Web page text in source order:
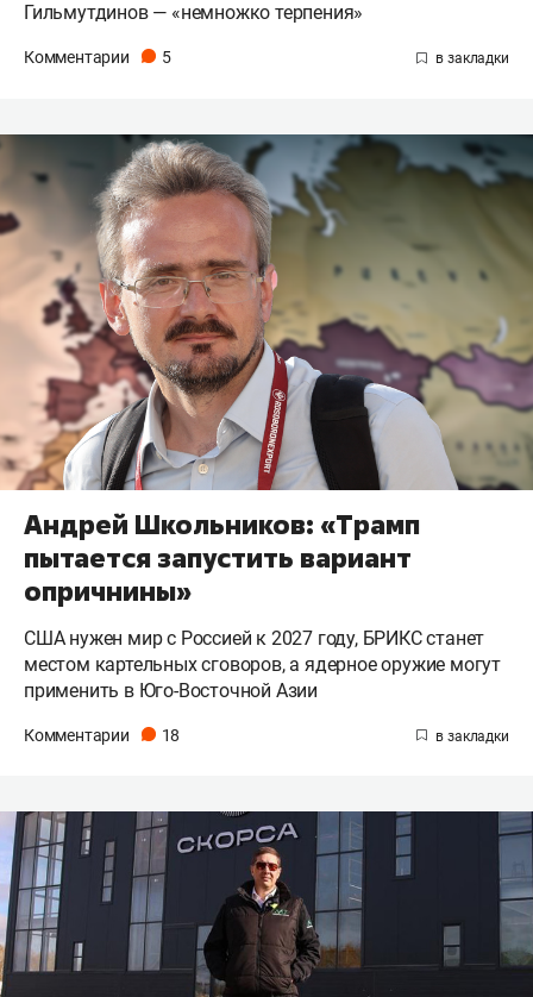
Гильмутдинов — «немножко терпения»
Комментарии 5
Андрей Школьников: «Трамп
пытается запустить вариант
опричнины»
США нужен мир с Россией к 2027 году, БРИКС станет
местом картельных сговоров, а ядерное оружие могут
применить в Юго-Восточной Азии
Комментарии 18